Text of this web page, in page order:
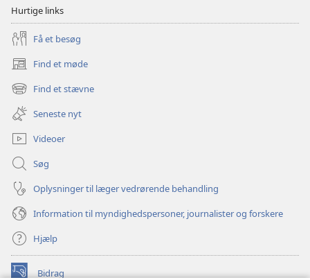
Hurtige links
Få et besøg
Find et møde
(åbner
nyt
vindue)
Find et stævne
(åbner
nyt
vindue)
Seneste nyt
Videoer
Søg
Oplysninger til læger vedrørende behandling
Information til myndighedspersoner, journalister og forskere
Hjælp
Bidrag